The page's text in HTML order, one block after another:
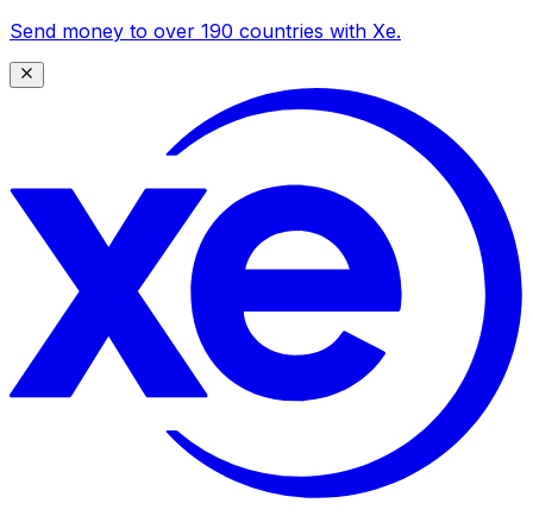
Send money to over 190 countries with Xe.